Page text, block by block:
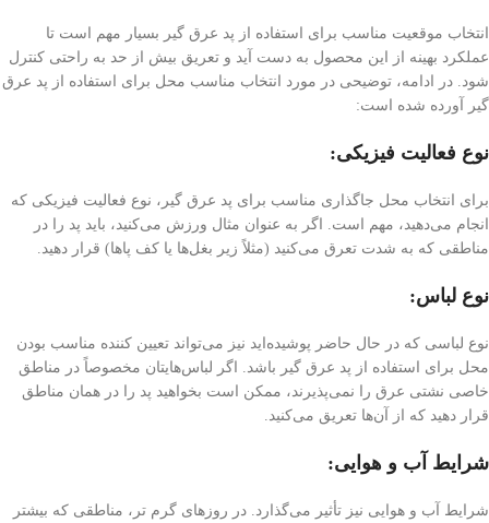
انتخاب موقعیت مناسب برای استفاده از پد عرق گیر بسیار مهم است تا
عملکرد بهینه از این محصول به دست آید و تعریق بیش از حد به راحتی کنترل
شود. در ادامه، توضیحی در مورد انتخاب مناسب محل برای استفاده از پد عرق
گیر آورده شده است:
نوع فعالیت فیزیکی:
برای انتخاب محل جاگذاری مناسب برای پد عرق گیر، نوع فعالیت فیزیکی که
انجام می‌دهید، مهم است. اگر به عنوان مثال ورزش می‌کنید، باید پد را در
مناطقی که به شدت تعرق می‌کنید (مثلاً زیر بغل‌ها یا کف پاها) قرار دهید.
نوع لباس:
نوع لباسی که در حال حاضر پوشیده‌اید نیز می‌تواند تعیین کننده مناسب بودن
محل برای استفاده از پد عرق گیر باشد. اگر لباس‌هایتان مخصوصاً در مناطق
خاصی نشتی عرق را نمی‌پذیرند، ممکن است بخواهید پد را در همان مناطق
قرار دهید که از آن‌ها تعریق می‌کنید.
شرایط آب و هوایی:
شرایط آب و هوایی نیز تأثیر می‌گذارد. در روزهای گرم تر، مناطقی که بیشتر